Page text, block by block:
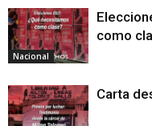
Nacional
como
Carta